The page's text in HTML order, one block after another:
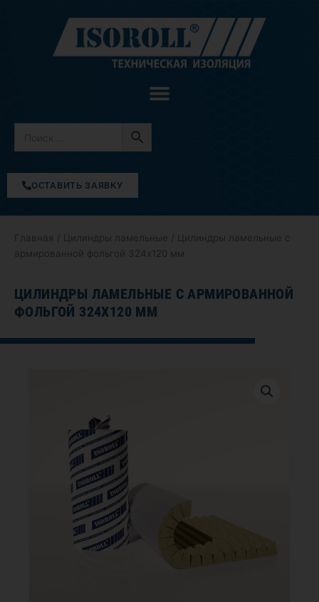
содержимому
ОСТАВИТЬ ЗАЯВКУ
Главная Цилиндры ламельные / Цилиндры ламельные с
армированной фольгой 324х120 мм
ЦИЛИНДРЫ ЛАМЕЛЬНЫЕ С АРМИРОВАННОЙ
ФОЛЬГОЙ 324Х120 ММ